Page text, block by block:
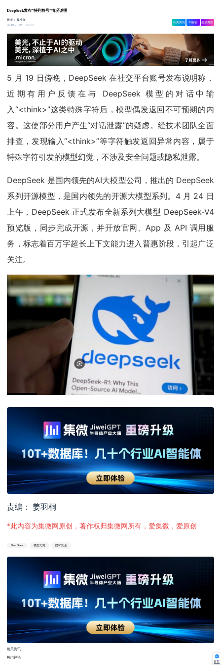
DeepSeek发布“特列符号”情况说明
作者：集小微
05-19 21:59
2.8w
相关舆情 AI解读 生成海报
5 月 19 日傍晚，DeepSeek 在社交平台账号发布说明称，
近期有用户反馈在与 DeepSeek 模型的对话中输
入“<think>”这类特殊字符后，模型偶发返回不可预期的内
容。这使部分用户产生“对话泄露”的疑虑。经技术团队全面
排查，发现输入“<think>”等字符触发返回异常内容，属于
特殊字符引发的模型幻觉，不涉及安全问题或隐私泄露。
DeepSeek 是国内领先的AI大模型公司，推出的 DeepSeek
系列开源模型，是国内领先的开源大模型系列。4 月 24 日
上午，DeepSeek 正式发布全新系列大模型 DeepSeek-V4
预览版，同步完成开源，并开放官网、App 及 API 调用服
务，标志着百万字超长上下文能力进入普惠阶段，引起广泛
关注。
责编： 姜羽桐
*此内容为集微网原创，著作权归集微网所有，爱集微，爱原创
DeepSeek 模型幻觉 隐私安全
相关资讯
热门评论
首页